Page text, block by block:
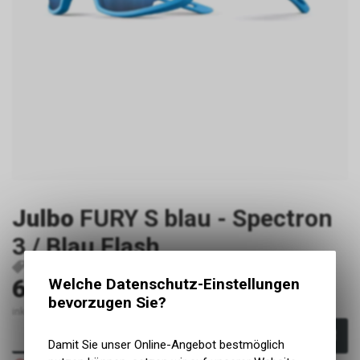
Julbo FURY S blau - Spectron
3 / Blau Flash
65.00CHF
inkl. MwSt., zzgl. Versandkosten
Welche Datenschutz-Einstellungen
bevorzugen Sie?
Damit Sie unser Online-Angebot bestmöglich